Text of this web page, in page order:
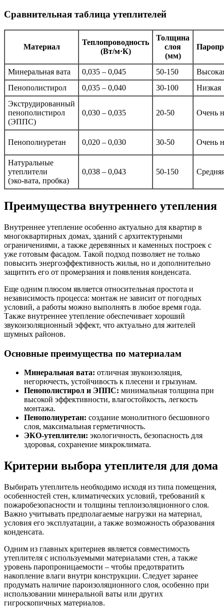
Сравнительная таблица утеплителей
Материал
Теплопроводность
(Вт/м·К)
Толщина
слоя
(мм)
Минеральная вата 0,035 – 0,045 50-150
Пенополистирол
0,035 – 0,040 30-100
Низкая
Экструдированный
пенополистирол
(ЭППС)
0,030 – 0,035 20-50 Очень
Пенополиуретан 0,020 – 0,030 30-50 Очень
Натуральные
утеплители
(эко-вата, пробка)
0,038 – 0,043 50-150
Преимущества внутреннего утепления
Внутреннее утепление особенно актуально для квартир в
многоквартирных домах, зданий с архитектурными
ограничениями, а также деревянных и каменных построек с
уже готовым фасадом. Такой подход позволяет не только
повысить энергоэффективность жилья, но и дополнительно
защитить его от промерзания и появления конденсата.
Еще одним плюсом является относительная простота и
независимость процесса: монтаж не зависит от погодных
условий, а работы можно выполнять в любое время года.
Также внутреннее утепление обеспечивает хороший
звукоизоляционный эффект, что актуально для жителей
шумных районов.
Основные преимущества по материалам
Минеральная вата: отличная звукоизоляция,
негорючесть, устойчивость к плесени и грызунам.
Пенополистирол и ЭППС: минимальная толщина при
высокой эффективности, влагостойкость, легкость
монтажа.
Пенополиуретан: создание монолитного бесшовного
слоя, максимальная герметичность.
ЭКО-утеплители: экологичность, безопасность для
здоровья, сохранение микроклимата.
Критерии выбора утеплителя для дома
Выбирать утеплитель необходимо исходя из типа помещения,
особенностей стен, климатических условий, требований к
пожаробезопасности и толщины теплоизоляционного слоя.
Важно учитывать предполагаемые нагрузки на материал,
условия его эксплуатации, а также возможность образования
конденсата.
Одним из главных критериев является совместимость
утеплителя с используемыми материалами стен, а также
уровень паропроницаемости – чтобы предотвратить
накопление влаги внутри конструкции. Следует заранее
продумать наличие пароизоляционного слоя, особенно при
использовании минеральной ваты или других
гигроскопичных материалов.